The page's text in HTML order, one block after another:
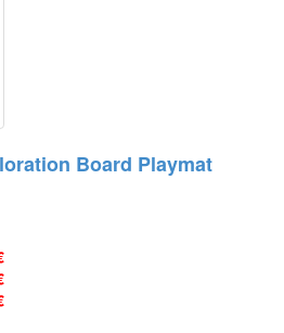
Board Playmat